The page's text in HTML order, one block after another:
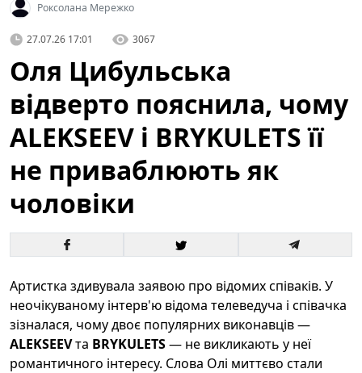
Роксолана Мережко
27.07.26 17:01 3067
Оля Цибульська
відверто пояснила, чому
ALEKSEEV і BRYKULETS її
не приваблюють як
чоловіки
Артистка здивувала заявою про відомих співаків. У
неочікуваному інтерв'ю відома телеведуча і співачка
зізналася, чому двоє популярних виконавців —
ALEKSEEVта BRYKULETS— не викликають у неї
романтичного інтересу. Слова Олі миттєво стали